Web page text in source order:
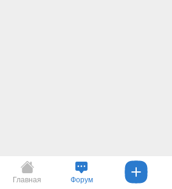
Главная Форум